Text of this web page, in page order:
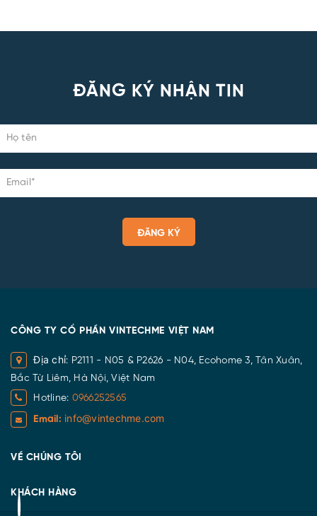
ĐĂNG KÝ NHẬN TIN
ĐĂNG KÝ
CÔNG TY CỔ PHẦN VINTECHME VIỆT NAM
Địa chỉ: P2111 - N05 & P2626 - N04, Ecohome 3, Tân Xuân,
Bắc Từ Liêm, Hà Nội, Việt Nam
Hotline: 0966252565
Email: info@vintechme.com
VỀ CHÚNG TÔI
KHÁCH HÀNG